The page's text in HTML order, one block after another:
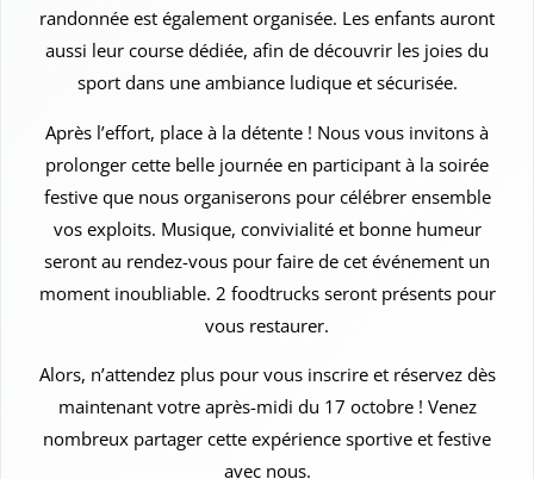
randonnée est également organisée. Les enfants auront
aussi leur course dédiée, afin de découvrir les joies du
sport dans une ambiance ludique et sécurisée.
Après l’effort, place à la détente ! Nous vous invitons à
prolonger cette belle journée en participant à la soirée
festive que nous organiserons pour célébrer ensemble
vos exploits. Musique, convivialité et bonne humeur
seront au rendez-vous pour faire de cet événement un
moment inoubliable. 2 foodtrucks seront présents pour
vous restaurer.
Alors, n’attendez plus pour vous inscrire et réservez dès
maintenant votre après-midi du 17 octobre ! Venez
nombreux partager cette expérience sportive et festive
avec nous.